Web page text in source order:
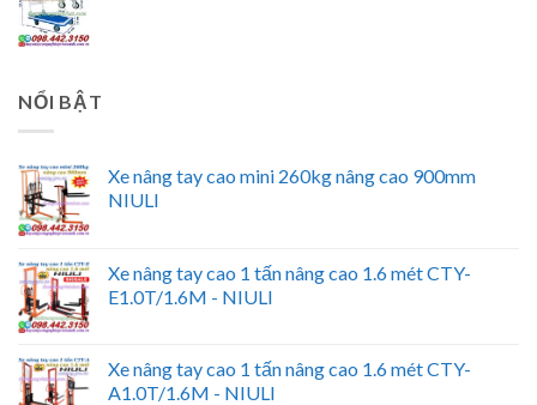
NỔI BẬT
Xe nâng tay cao mini 260kg nâng cao 900mm
NIULI
Xe nâng tay cao 1 tấn nâng cao 1.6 mét CTY-
E1.0T/1.6M - NIULI
Xe nâng tay cao 1 tấn nâng cao 1.6 mét CTY-
A1.0T/1.6M - NIULI